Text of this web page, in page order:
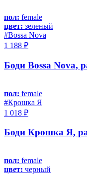
пол: female
цвет: зеленый
#Bossa Nova
1 188 ₽
Боди Bossa Nova,
пол: female
#Крошка Я
1 018 ₽
Боди Крошка Я,
пол: female
цвет: черный